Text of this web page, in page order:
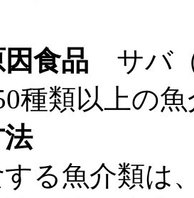
食品 サバ
種類以上の
る魚介類は